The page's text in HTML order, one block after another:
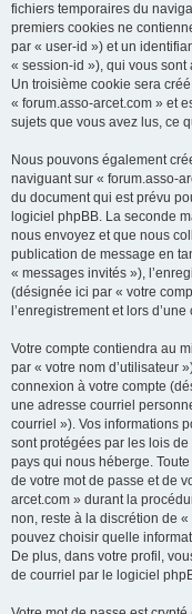
fichiers temporaires du
premiers cookies ne
par « user-id ») et un
« session-id »), qui vous
Un troisième cookie sera
« forum.asso-arcet.com » et
sujets que vous avez lus, ce
Nous pouvons également
naviguant sur « forum.asso-
du document qui est prévu
logiciel phpBB. La seconde
nous envoyez et que nous
publication de message en
« messages invités »),
(désignée ici par « votre
l’enregistrement et lors
Votre compte contiendra au
par « votre nom d’utilisateur
connexion à votre compte
une adresse courriel
courriel »). Vos informations
sont protégées par les lois
pays qui nous héberge.
de votre mot de passe et de
arcet.com » durant la
non, reste à la discrétion de
pouvez choisir quelle
De plus, dans votre profil,
de courriel par le logiciel